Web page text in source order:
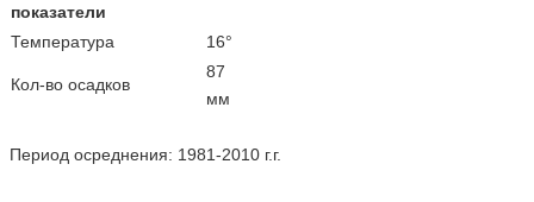
показатели
Температура
16°
Кол-во осадков
87
мм
Период осреднения: 1981-2010 г.г.